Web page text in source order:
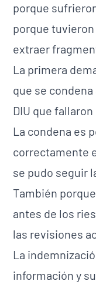
porque
porque
extraer
La primera
que se condena
DIU que
La condena es
correctamente
se pudo seguir
También
antes de los
las revisiones
La
información y